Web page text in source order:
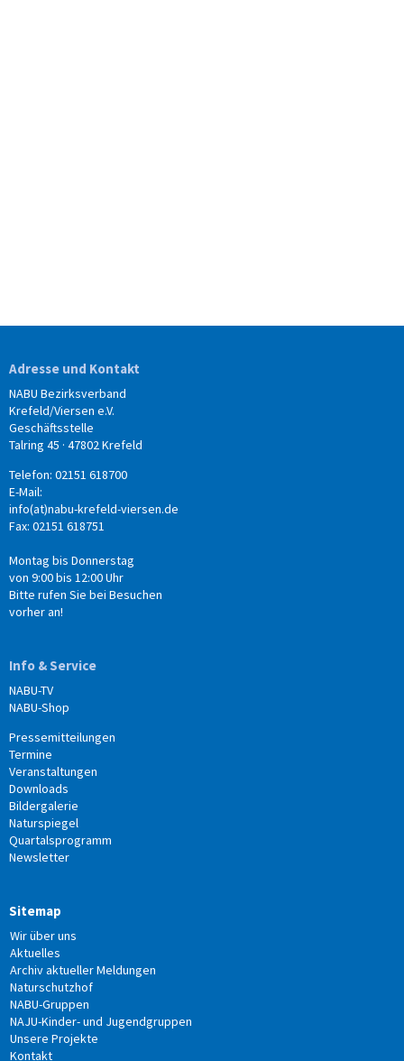
Adresse und Kontakt
NABU Bezirksverband
Krefeld/Viersen e.V.
Geschäftsstelle
Talring 45 · 47802 Krefeld
Telefon: 02151 618700
E-Mail:
info(at)nabu-krefeld-viersen.de
Fax: 02151 618751
Montag bis Donnerstag
von 9:00 bis 12:00 Uhr
Bitte rufen Sie bei Besuchen
vorher an!
Info & Service
NABU-TV
NABU-Shop
Pressemitteilungen
Termine
Veranstaltungen
Downloads
Bildergalerie
Naturspiegel
Quartalsprogramm
Newsletter
Sitemap
Wir über uns
Aktuelles
Archiv aktueller Meldungen
Naturschutzhof
NABU-Gruppen
NAJU-Kinder- und Jugendgruppen
Unsere Projekte
Kontakt